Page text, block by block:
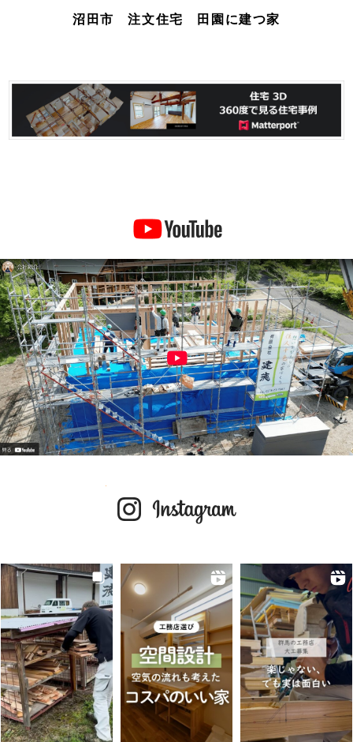
沼田市 注文住宅 田園に建つ家